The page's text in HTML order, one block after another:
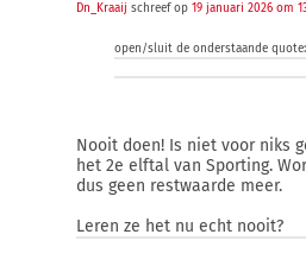
Dn_Kraaij schreef op 19 januari 2026 om
open/sluit de onderstaande quote:
Nooit doen! Is niet voor niks
het 2e elftal van Sporting.
dus geen restwaarde meer.
Leren ze het nu echt nooit?